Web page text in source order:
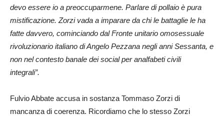
devo essere io a preoccuparmene. Parlare di pollaio è pura
mistificazione. Zorzi vada a imparare da chi le battaglie le ha
fatte davvero, cominciando dal Fronte unitario omosessuale
rivoluzionario italiano di Angelo Pezzana negli anni Sessanta, e
non nel contesto banale dei social per analfabeti civili
integrali”.
Fulvio Abbate accusa in sostanza Tommaso Zorzi di
mancanza di coerenza. Ricordiamo che lo stesso Zorzi